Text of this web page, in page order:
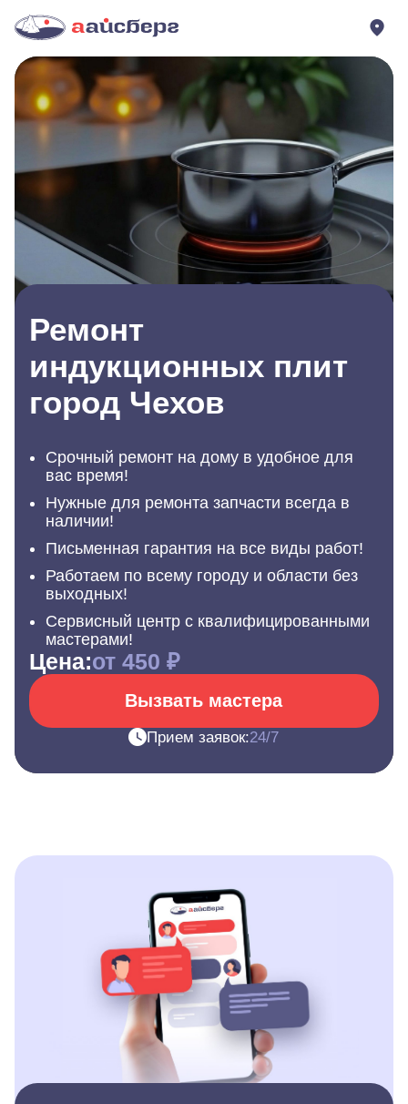
Ремонт
индукционных плит
город Чехов
Срочный ремонт на дому в удобное для
вас время!
Нужные для ремонта запчасти всегда в
наличии!
Письменная гарантия на все виды работ!
Работаем по всему городу и области без
выходных!
Сервисный центр с квалифицированными
мастерами!
Цена:от 450 ₽
Вызвать мастера
Прием заявок:24/7